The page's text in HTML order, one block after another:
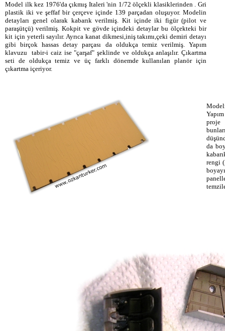
Model ilk kez 1976'da çıkmış Italeri 'nin 1/72 ölçekli klasiklerinden . Gri
plastik iki ve şeffaf bir çerçeve içinde 139 parçadan oluşuyor. Modelin
detayları genel olarak kabarık verilmiş. Kit içinde iki figür (pilot ve
paraşütçü) verilmiş. Kokpit ve gövde içindeki detaylar bu ölçekteki bir
kit için yeterli sayılır. Ayrıca kanat dikmesi,iniş takımı,çeki demiri detayı
gibi birçok hassas detay parçası da oldukça temiz verilmiş. Yapım
klavuzu tabir-i caiz ise "çarşaf" şeklinde ve oldukça anlaşılır. Çıkartma
seti de oldukça temiz ve üç farklı dönemde kullanılan planör için
çıkartma içeriyor.
proje
da
rengi